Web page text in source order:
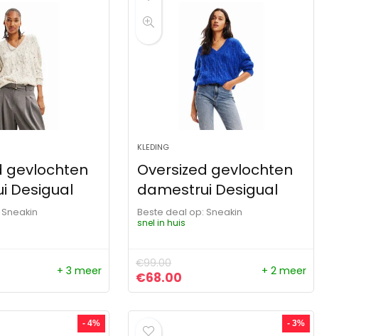
gevlochten
Desigual
Sneakin
prijs was: €99.00.
prijs is: €67.00.
+ 3 meer
KLEDING
Oversized gevlochten
damestrui Desigual
Beste deal op:
Sneakin
snel in huis
€99.00
Oorspronkelijke prijs was: €99.00.
€68.00 Huidige prijs is: €68.00.
+ 2 meer
- 4% - 3%